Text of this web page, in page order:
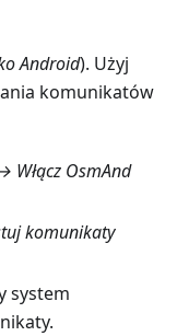
Android). Użyj
komunikatów
Włącz OsmAnd
komunikaty
system